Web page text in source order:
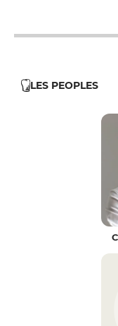
LES PEOPLES